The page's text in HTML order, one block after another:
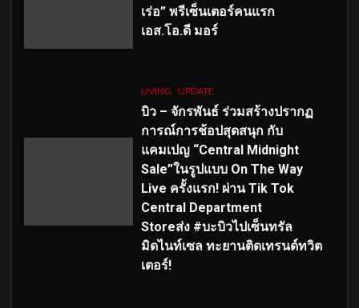
เร่อ” พรีเซ็นเตอร์คนแรก
เอส.โอ.ดี มอร์
LIVING UPDATE
บิว – จักรพันธ์ ร่วมสร้างปรากฏ
การณ์การช้อปสุดสนุก กับ
แคมเปญ “Central Midnight
Sale”ในรูปแบบ On The Way
Live ครั้งแรก! ผ่าน Tik Tok
Central Department
Storeส่ง #บะบิวไปเซ็นทรัล
มิดไนท์เซล ทะยานติดเทรนด์ทวิต
เตอร์!